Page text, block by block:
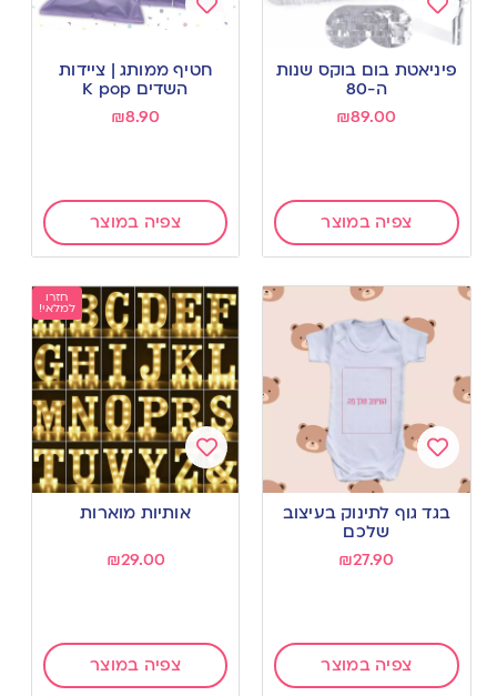
Add
to
wishlist
פיניאטת בום בוקס שנות
ה-80
₪89.00
צפיה במוצר
wishlist
חטיף ממותג | ציידות
השדים K pop
₪8.90
צפיה במוצר
to
wishlist
בגד גוף לתינוק בעיצוב
שלכם
₪27.90
צפיה במוצר
חזרו
למלאי!
Add
wishlist
אותיות מוארות
₪29.00
צפיה במוצר